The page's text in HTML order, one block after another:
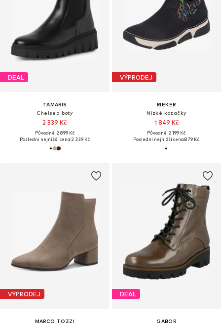
DEAL
TAMARIS
Chelsea boty
2 339 Kč
Původně: 2 899 Kč
Poslední nejnižší cena:2 339 Kč
VÝPRODEJ
RIEKER
Nízké kozačky
1 849 Kč
Původně: 2 199 Kč
Poslední nejnižší cena:879 Kč
VÝPRODEJ
MARCO TOZZI
DEAL
GABOR